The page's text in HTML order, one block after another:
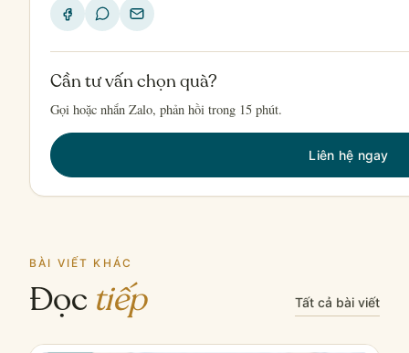
Cần tư vấn chọn quà?
Gọi hoặc nhắn Zalo, phản hồi trong 15 phút.
Liên hệ ngay
BÀI VIẾT KHÁC
Đọc tiếp Tất cả bài viết